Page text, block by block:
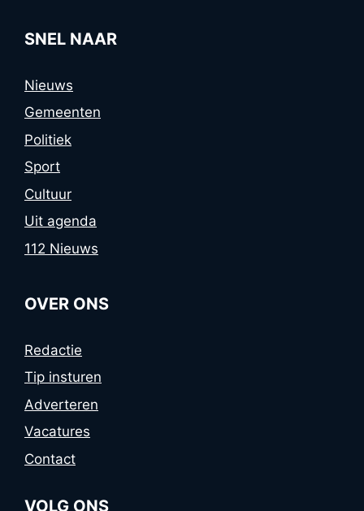
SNEL NAAR
Nieuws
Gemeenten
Politiek
Sport
Cultuur
Uit agenda
112 Nieuws
OVER ONS
Redactie
Tip insturen
Adverteren
Vacatures
Contact
VOLG ONS